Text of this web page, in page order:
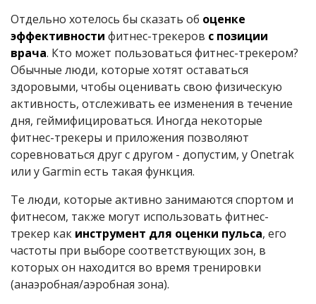
Отдельно хотелось бы сказать об оценке
эффективности фитнес-трекеров с позиции
врача. Кто может пользоваться фитнес-трекером?
Обычные люди, которые хотят оставаться
здоровыми, чтобы оценивать свою физическую
активность, отслеживать ее изменения в течение
дня, геймифицироваться. Иногда некоторые
фитнес-трекеры и приложения позволяют
соревноваться друг с другом - допустим, у Onetrak
или у Garmin есть такая функция.
Те люди, которые активно занимаются спортом и
фитнесом, также могут использовать фитнес-
трекер как инструмент для оценки пульса, его
частоты при выборе соответствующих зон, в
которых он находится во время тренировки
(анаэробная/аэробная зона).